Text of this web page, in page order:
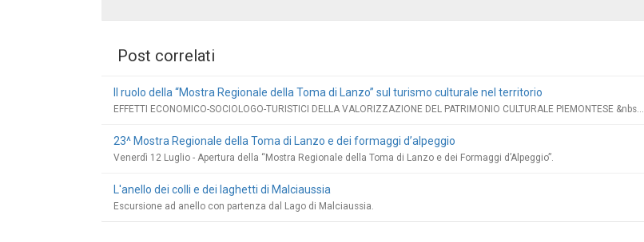
Post correlati
Il ruolo della “Mostra Regionale della Toma di Lanzo” sul turismo culturale nel territorio
EFFETTI ECONOMICO-SOCIOLOGO-TURISTICI DELLA VALORIZZAZIONE DEL PATRIMONIO CULTURALE PIEMONTESE &nbs...
23^ Mostra Regionale della Toma di Lanzo e dei formaggi d’alpeggio
Venerdì 12 Luglio - Apertura della “Mostra Regionale della Toma di Lanzo e dei Formaggi d’Alpeggio”.
L'anello dei colli e dei laghetti di Malciaussia
Escursione ad anello con partenza dal Lago di Malciaussia.